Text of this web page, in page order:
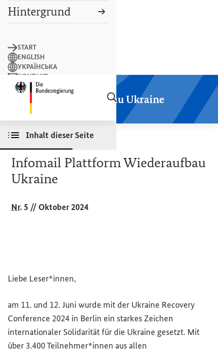
Startseite der Plattform
Hintergrund
START
ENGLISH
УКРАЇНСЬКА
KONTAKT
LEICHTE SPRACHE
Inhalt dieser Seite
Plattform Wiederaufbau Ukraine
Infomail Plattform Wiederaufbau
Ukraine
Nr. 5 // Oktober 2024
Liebe Leser*innen,
am 11. und 12. Juni wurde mit der Ukraine Recovery
Conference 2024 in Berlin ein starkes Zeichen
internationaler Solidarität für die Ukraine gesetzt. Mit
über 3.400 Teilnehmer*innen aus allen